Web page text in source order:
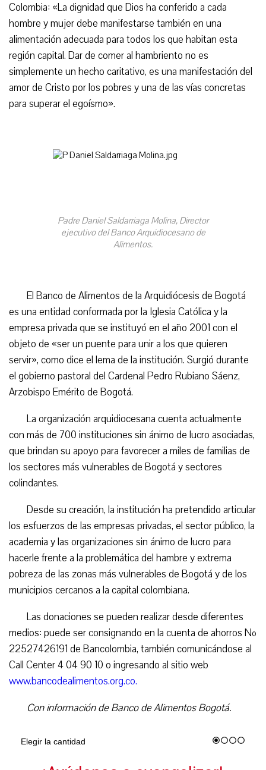
Colombia: «La dignidad que Dios ha conferido a cada
hombre y mujer debe manifestarse también en una
alimentación adecuada para todos los que habitan esta
región capital. Dar de comer al hambriento no es
simplemente un hecho caritativo, es una manifestación del
amor de Cristo por los pobres y una de las vías concretas
para superar el egoísmo».
Padre Daniel Saldarriaga Molina, Director
ejecutivo del Banco Arquidiocesano de
Alimentos.
El Banco de Alimentos de la Arquidiócesis de Bogotá
es una entidad conformada por la Iglesia Católica y la
empresa privada que se instituyó en el año 2001 con el
objeto de «ser un puente para unir a los que quieren
servir», como dice el lema de la institución. Surgió durante
el gobierno pastoral del Cardenal Pedro Rubiano Sáenz,
Arzobispo Emérito de Bogotá.
La organización arquidiocesana cuenta actualmente
con más de 700 instituciones sin ánimo de lucro asociadas,
que brindan su apoyo para favorecer a miles de familias de
los sectores más vulnerables de Bogotá y sectores
colindantes.
Desde su creación, la institución ha pretendido articular
los esfuerzos de las empresas privadas, el sector público, la
academia y las organizaciones sin ánimo de lucro para
hacerle frente a la problemática del hambre y extrema
pobreza de las zonas más vulnerables de Bogotá y de los
municipios cercanos a la capital colombiana.
Las donaciones se pueden realizar desde diferentes
medios: puede ser consignando en la cuenta de ahorros Nº
22527426191 de Bancolombia, también comunicándose al
Call Center 4 04 90 10 o ingresando al sitio web
www.bancodealimentos.org.co.
Con información de Banco de Alimentos Bogotá.